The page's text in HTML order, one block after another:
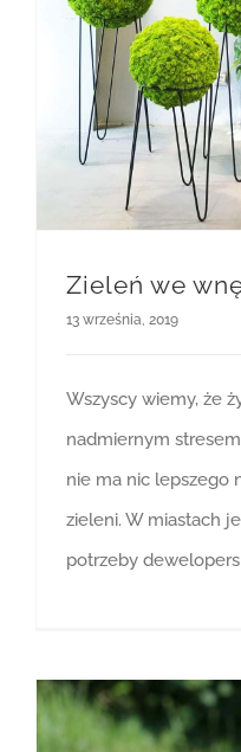
Zieleń we
13 września, 2019
Wszyscy wiemy, że
nadmiernym
nie ma nic lepszego
zieleni. W miastach
potrzeby